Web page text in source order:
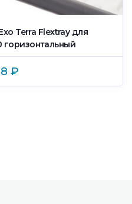
Terra Flextray для
₽